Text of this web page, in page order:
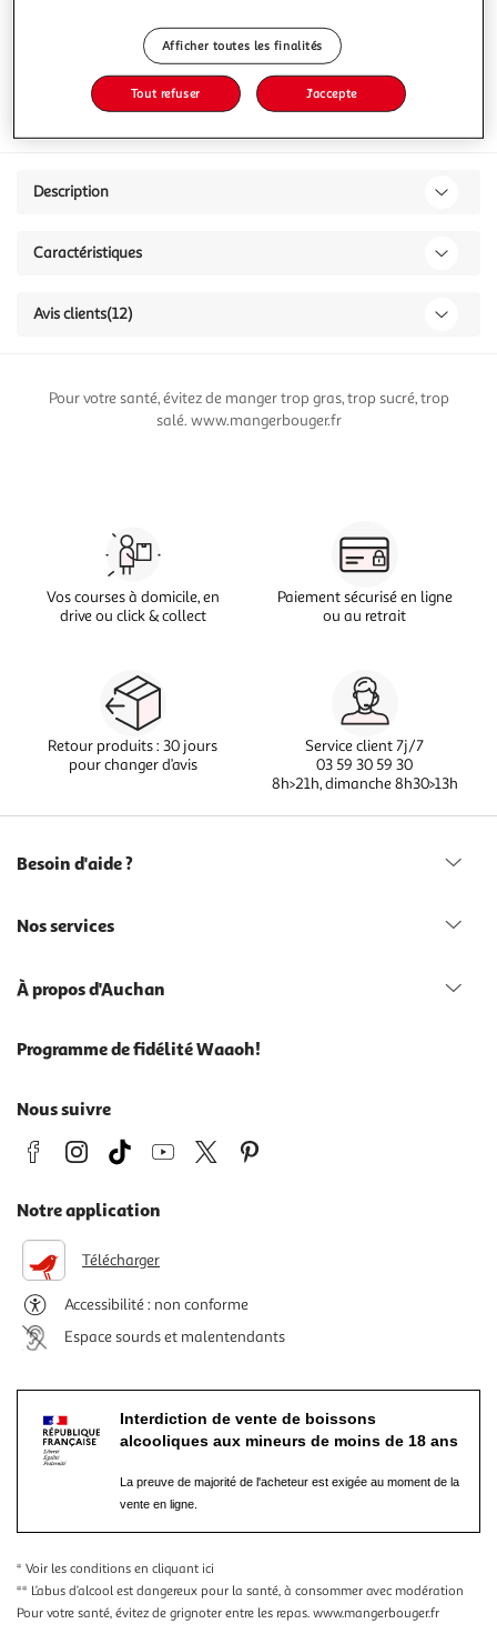
Description
Caractéristiques
Avis clients(12)
Pour votre santé, évitez de manger trop gras, trop sucré, trop
salé. www.mangerbouger.fr
Vos courses à domicile, en
drive ou click & collect
Paiement sécurisé en ligne
ou au retrait
Retour produits : 30 jours
pour changer d’avis
Service client 7j/7
03 59 30 59 30
8h>21h, dimanche 8h30>13h
Besoin d'aide ?
Nos services
À propos d'Auchan
Programme de fidélité Waaoh!
Nous suivre
Notre application
Télécharger
Accessibilité : non conforme
Espace sourds et malentendants
Interdiction de vente de boissons
alcooliques aux mineurs de moins de 18 ans
La preuve de majorité de l'acheteur est exigée au moment de la
vente en ligne.
* Voir les conditions en cliquant ici
** L’abus d’alcool est dangereux pour la santé, à consommer avec modération
Pour votre santé, évitez de grignoter entre les repas. www.mangerbouger.fr
Afficher toutes les finalités
Tout refuser J'accepte